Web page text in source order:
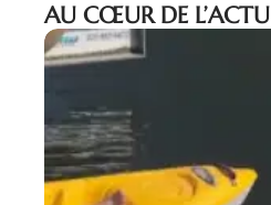
AU CŒUR DE L’ACTU